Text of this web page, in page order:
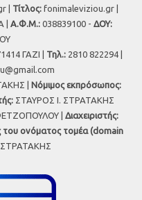
| Τίτλος:fonimaleviziou.gr |
| Α.Φ.Μ.: 038839100 - ΔΟΥ:
ΓΑΖΙ | Τηλ.: 2810 822294 |
| Νόμιμος εκπρόσωπος:
ΣΤΑΥΡΟΣ Ι. ΣΤΡΑΤΑΚΗΣ
| Διαχειριστής:
του ονόματος τομέα (domain